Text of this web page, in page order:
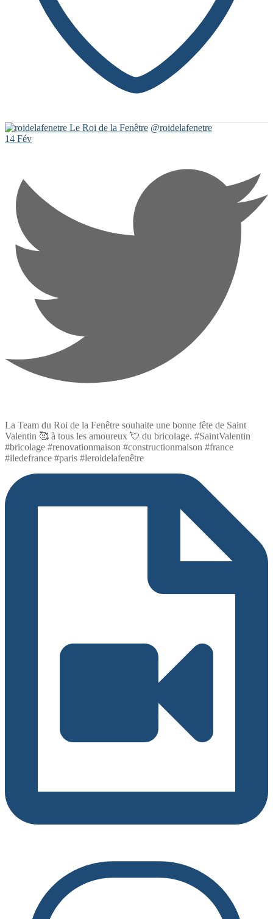
Le Roi de la Fenêtre @roidelafenetre
14 Fév
La Team du Roi de la Fenêtre souhaite une bonne fête de Saint
Valentin 🥰 à tous les amoureux 💘 du bricolage. #SaintValentin
#bricolage #renovationmaison #constructionmaison #france
#iledefrance #paris #leroidelafenêtre